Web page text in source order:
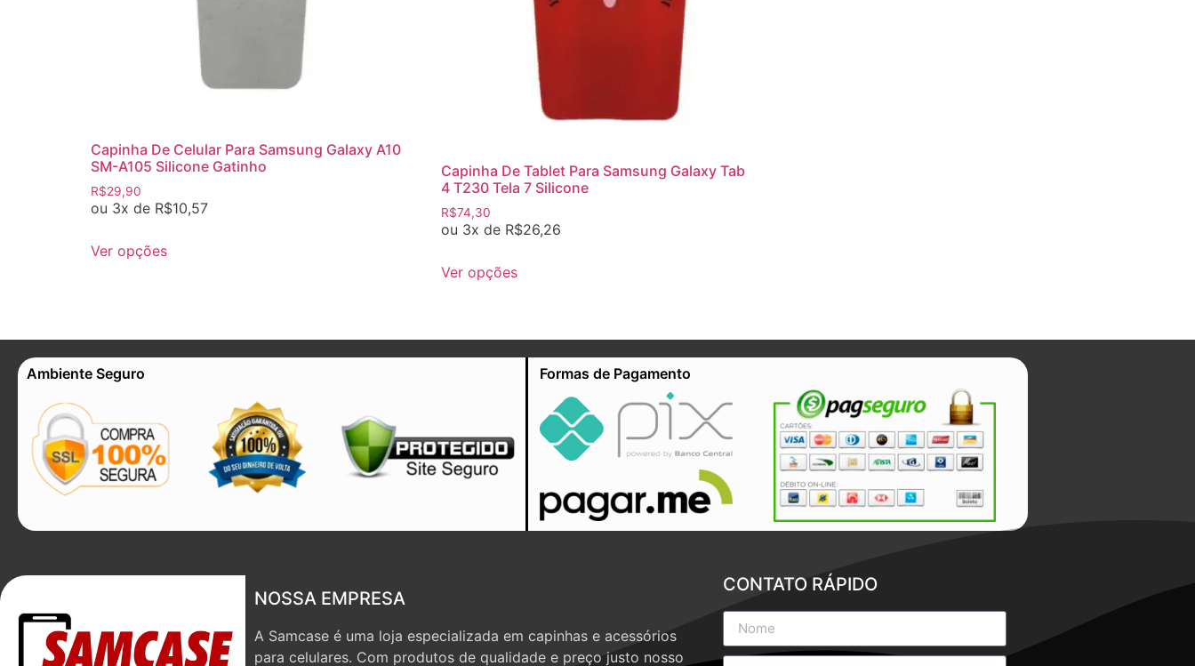
Capinha De Celular Para Samsung Galaxy A10
SM-A105 Silicone Gatinho
R$29,90
ou 3x de R$10,57
Ver opções
Capinha De Tablet Para Samsung Galaxy Tab
4 T230 Tela 7 Silicone
R$74,30
ou 3x de R$26,26
Ver opções
Ambiente Seguro Formas de Pagamento
NOSSA EMPRESA
A Samcase é uma loja especializada em capinhas e acessórios
para celulares. Com produtos de qualidade e preço justo nosso
CONTATO RÁPIDO